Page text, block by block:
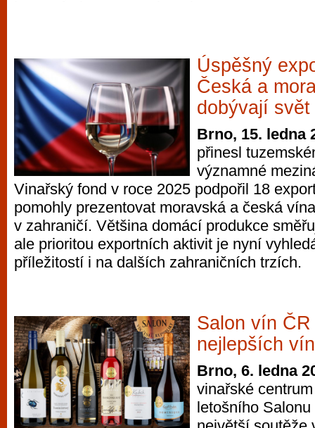
Úspěšný
Česká a
dobývají svět
Brno, 15. ledna
přinesl
významné
Vinařský fond v roce 2025 podpořil 18
pomohly prezentovat moravská a česká
v zahraničí. Většina domácí produkce
ale prioritou exportních aktivit je nyní
příležitostí i na dalších zahraničních trzích.
Salon vín
nejlepších
Brno, 6. ledna
vinařské
letošního